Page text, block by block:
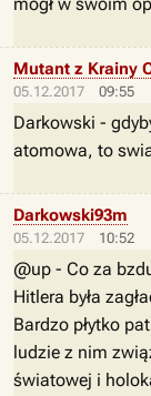
05.12.2017 09:55
Mutant z Krainy
Darkowski -
atomowa, to
05.12.2017 10:52
Darkowski93m
@up - Co za
Hitlera była
Bardzo płytko
ludzie z nim
światowej i